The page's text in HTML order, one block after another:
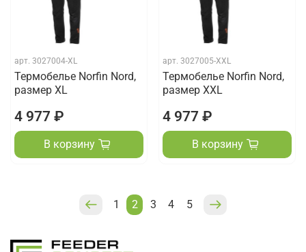
арт. 3027004-XL
Термобелье Norfin Nord,
размер XL
4 977 ₽
В корзину
арт. 3027005-XXL
Термобелье Norfin Nord,
размер XXL
4 977 ₽
В корзину
1 2 3 4 5